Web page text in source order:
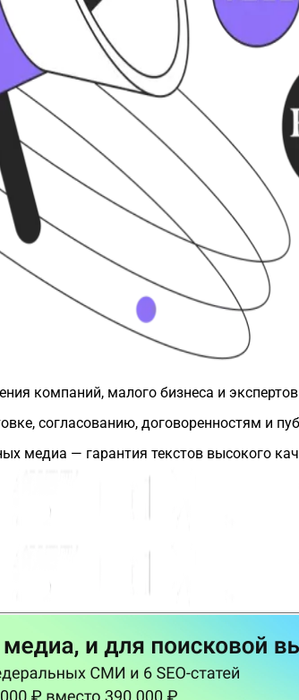
компаний, малого бизнеса и
согласованию, договоренностям и
медиа — гарантия текстов высокого